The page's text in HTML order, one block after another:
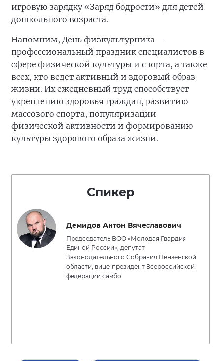
игровую зарядку «Заряд бодрости» для детей
дошкольного возраста.
Напомним, День физкультурника —
профессиональный праздник специалистов в
сфере физической культуры и спорта, а также
всех, кто ведет активный и здоровый образ
жизни. Их ежедневный труд способствует
укреплению здоровья граждан, развитию
массового спорта, популяризации
физической активности и формированию
культуры здорового образа жизни.
Спикер
Демидов Антон Вячеславович
Председатель ВОО «Молодая Гвардия
Единой России», депутат
Законодательного Собрания Пензенской
области, вице-президент Всероссийской
федерации самбо